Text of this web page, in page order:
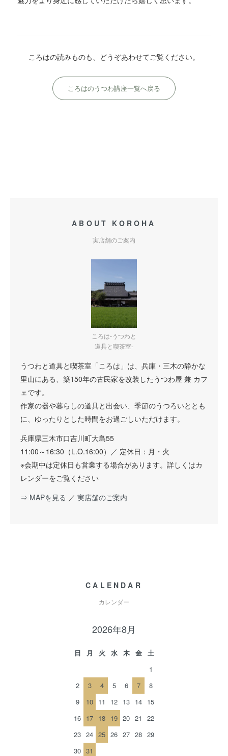
ころはの読みものも、どうぞあわせてご覧ください。
ころはのうつわ講座一覧へ戻る
ABOUT KOROHA
実店舗のご案内
ころは-うつわと
道具と喫茶室-
うつわと道具と喫茶室「ころは」は、兵庫・三木の静かな
里山にある、築150年の古民家を改装したうつわ屋 兼 カフ
ェです。
作家の器や暮らしの道具と出会い、季節のうつろいととも
に、ゆったりとした時間をお過ごしいただけます。
兵庫県三木市口吉川町大島55
11:00～16:30（L.O.16:00）／ 定休日：月・火
※会期中は定休日も営業する場合があります。詳しくはカ
レンダーをご覧ください
⇒ MAPを見る ／ 実店舗のご案内
CALENDAR
カレンダー
2026年8月
日 月 火 水 木 金
土
1
2
3 4 5 6 7
8
9
10 11 12 13 14 15
16 17 18 19 20 21
22
23 24 25 26 27 28 29
30 31